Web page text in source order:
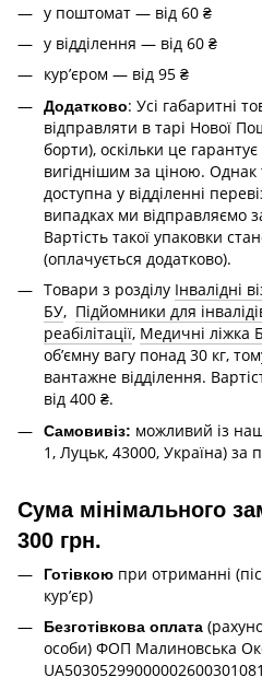
у поштомат — від 60 ₴
у відділення — від 60 ₴
курʼєром — від 95 ₴
Додатково: Усі габаритні
відправляти в тарі Нової
борти), оскільки це
вигіднішим за ціною.
доступна у відділенні
випадках ми відправляємо
Вартість такої упаковки
(оплачується додатково).
Товари з розділу Інвалідні
БУ, Підйомники для
реабілітації, Медичні ліжка
об’ємну вагу понад 30 кг,
вантажне відділення.
від 400 ₴.
Самовивіз: можливий із
1, Луцьк, 43000, Україна) за
Сума мінімального
300 грн.
Готівкою при отриманні
кур’єр)
Безготівкова оплата
особи) ФОП Малиновська